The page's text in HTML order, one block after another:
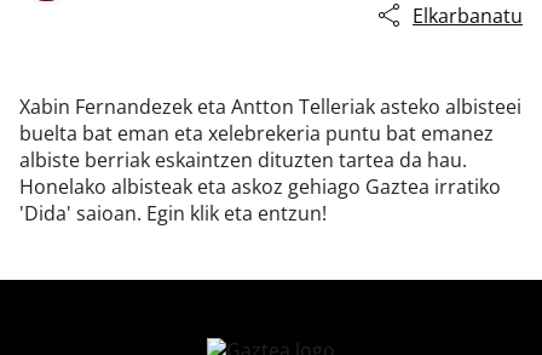
Elkarbanatu
Xabin Fernandezek eta Antton Telleriak asteko albisteei
buelta bat eman eta xelebrekeria puntu bat emanez
albiste berriak eskaintzen dituzten tartea da hau.
Honelako albisteak eta askoz gehiago Gaztea irratiko
'Dida' saioan. Egin klik eta entzun!